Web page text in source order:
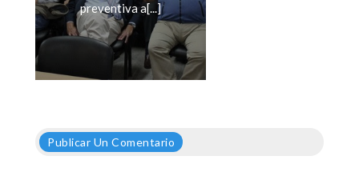
preventiva a[...]
Publicar Un Comentario